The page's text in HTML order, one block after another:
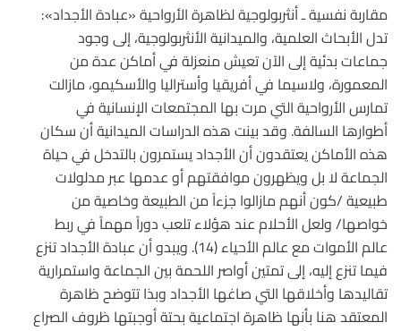
مقاربة نفسية ـ أنثربولوجية لظاهرة الأرواحية «عبادة الأجداد»:
تدل الأبحاث العلمية، والميدانية الأنثربولوجية، إلى وجود
جماعات بدئية إلى الآن تعيش منعزلة في أماكن عدة من
المعمورة، ولاسيما في أفريقيا وأستراليا والأسكيمو، مازالت
تمارس الأرواحية التي مرت بها المجتمعات الإنسانية في
أطوارها السالفة. وقد بينت هذه الدراسات الميدانية أن سكان
هذه الأماكن يعتقدون أن الأجداد يستمرون بالتدخل في حياة
الجماعة لا بل ويظهرون موافقتهم أو عدمها عبر مدلولات
طبيعية /كون أنهم مازالوا جزءاً من الطبيعة وخاصية من
خواصها/ ولعل الأحلام عند هؤلاء تلعب دوراً مهماً في ربط
عالم الأموات مع عالم الأحياء (14). ويبدو أن عبادة الأجداد تنزع
فيما تنزع إليه، إلى تمتين أواصر اللحمة بين الجماعة واستمرارية
تقاليدها وأخلاقها التي صاغها الأجداد وبذا تتوضح ظاهرة
المعتقد هنا بأنها ظاهرة اجتماعية بحتة أوجبتها ظروف الصراع